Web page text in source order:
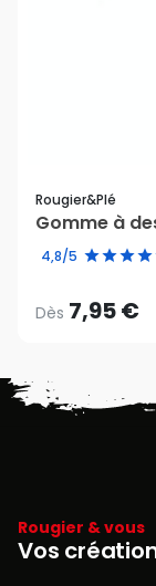
Rougier&plé
Gomme à
4,8/5
Dès 7,95 €
Rougier & vous
Vos